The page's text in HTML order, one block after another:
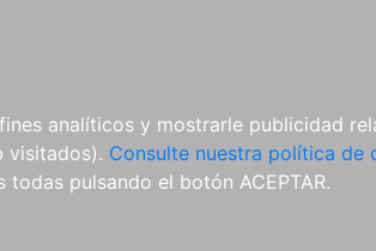
analíticos y mostrarle publicidad
visitados). Consulte nuestra política de
todas pulsando el botón ACEPTAR.